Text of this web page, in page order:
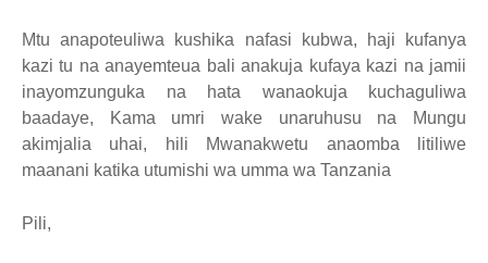
Mtu anapoteuliwa kushika nafasi kubwa, haji kufanya
kazi tu na anayemteua bali anakuja kufaya kazi na jamii
inayomzunguka na hata wanaokuja kuchaguliwa
baadaye, Kama umri wake unaruhusu na Mungu
akimjalia uhai, hili Mwanakwetu anaomba litiliwe
maanani katika utumishi wa umma wa Tanzania
Pili,